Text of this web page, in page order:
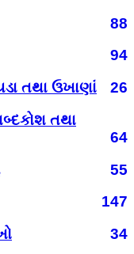
88
94
તથા ઉખાણાં
26
તથા
64
55
147
34